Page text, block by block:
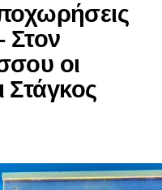
Στον
οι
Στάγκος